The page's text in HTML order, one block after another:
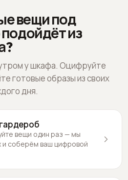
вещи под
из
у шкафа. Оцифруйте
готовые образы из своих
дня.
вещи один раз — мы
и соберём ваш цифровой